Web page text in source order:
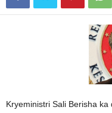
Kryeministri Sali Berisha